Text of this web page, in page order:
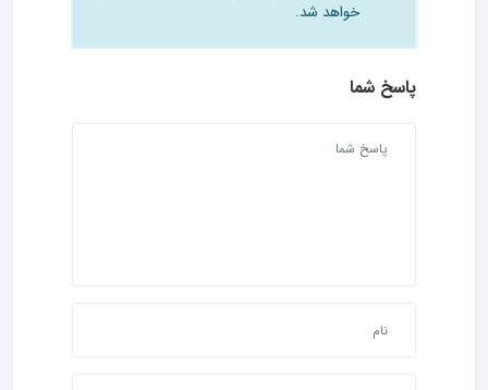
خواهد شد.
پاسخ شما